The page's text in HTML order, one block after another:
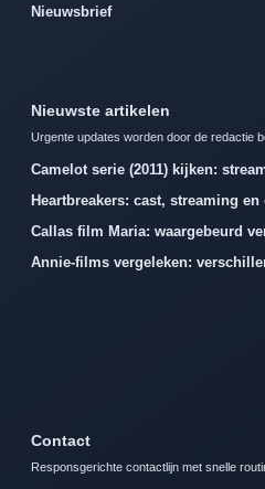
Nieuwsbrief
Nieuwste artikelen
Urgente updates worden door de redactie
Camelot serie (2011) kijken:
Heartbreakers: cast, streaming
Callas film Maria: waargebeurd
Annie-films vergeleken:
Contact
Responsgerichte contactlijn met snelle